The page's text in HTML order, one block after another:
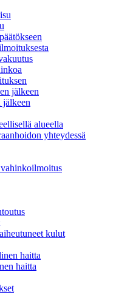
jälkeen
jälkeen
alueella
yhteydessä
kulut
haitta
haitta